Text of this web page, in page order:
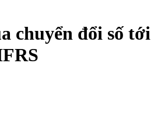
chuyển đổi số tới